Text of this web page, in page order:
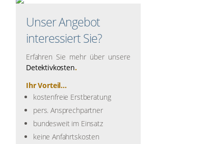
Unser Angebot
interessiert Sie?
Erfahren Sie mehr über unsere
Detektivkosten.
Ihr Vorteil...
kostenfreie Erstberatung
pers. Ansprechpartner
bundesweit im Einsatz
keine Anfahrtskosten